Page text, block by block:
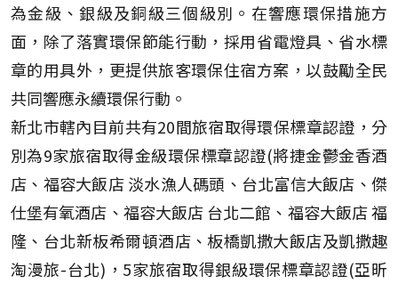
為金級、銀級及銅級三個級別。在響應環保措施方
面，除了落實環保節能行動，採用省電燈具、省水標
章的用具外，更提供旅客環保住宿方案，以鼓勵全民
共同響應永續環保行動。
新北市轄內目前共有20間旅宿取得環保標章認證，分
別為9家旅宿取得金級環保標章認證(將捷金鬱金香酒
店、福容大飯店 淡水漁人碼頭、台北富信大飯店、傑
仕堡有氧酒店、福容大飯店 台北二館、福容大飯店 福
隆、台北新板希爾頓酒店、板橋凱撒大飯店及凱撒趣
淘漫旅-台北)，5家旅宿取得銀級環保標章認證(亞昕